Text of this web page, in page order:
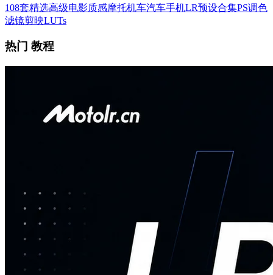
108套精选高级电影质感摩托机车汽车手机LR预设合集PS调色
滤镜剪映LUTs
热门 教程